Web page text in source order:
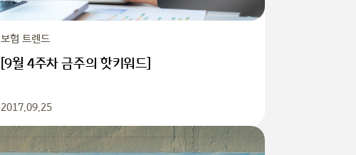
보험 트렌드
[9월 4주차 금주의 핫키워드]
2017.09.25